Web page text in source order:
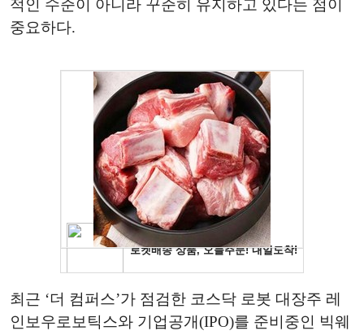
적인 수준이 아니라 꾸준히 유지하고 있다는 점이
중요하다.
최근 ‘더 컴퍼스’가 점검한 코스닥 로봇 대장주 레
인보우로보틱스와 기업공개(IPO)를 준비중인 빅웨